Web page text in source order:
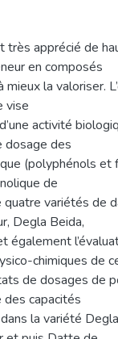
très apprécié de
en composés
la valoriser.
vise
activité
dosage des
(polyphénols
de
quatre variétés de
Degla Beida,
également
chimiques de
de dosages de
capacités
la variété